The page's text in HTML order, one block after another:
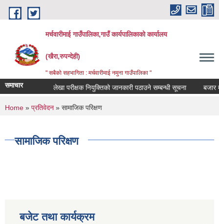
Skip to main content
मर्चवारीमाई गाउँपालिका,गाउँ कार्यपालिकाको कार्यालय
(खैरा,रुपन्देही)
" सबैको सहभागिता : मर्चवारीमाई नमुना गाउँपालिका "
समाचार
सूचना.. लेखा परीक्षक नियुक्तिको जानकारी पठाउने सम्बन्धी सूचना बजार
You are here
Home » प्रतिवेदन » सामाजिक परिक्षण
सामाजिक परिक्षण
बजेट तथा कार्यक्रम